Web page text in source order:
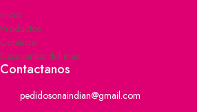
Inicio
Productos
Contacto
Descuentos del mes
Contactanos
pedidosonaindian@gmail.com